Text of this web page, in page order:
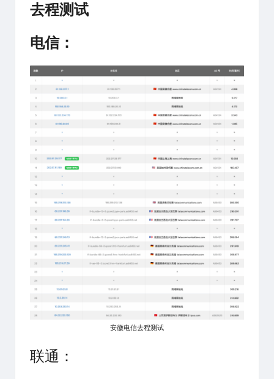
去程测试
电信：
安徽电信去程测试
联通：